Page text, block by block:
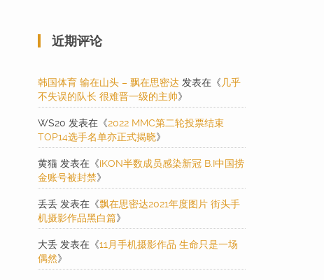
近期评论
韩国体育 输在山头 – 飘在思密达 发表在《 几乎
不失误的队长 很难晋一级的主帅》
WS20 发表在《2022 MMC第二轮投票结束
TOP14选手名单亦正式揭晓》
黄猫 发表在《iKON半数成员感染新冠 B.I中国捞
金账号被封禁》
丢丢 发表在《飘在思密达2021年度图片 街头手
机摄影作品黑白篇》
大丢 发表在《11月手机摄影作品 生命只是一场
偶然》